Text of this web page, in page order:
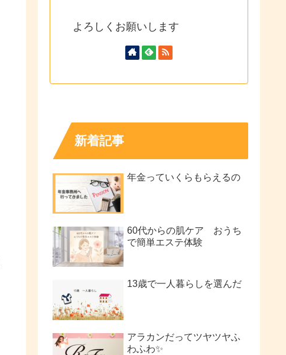
よろしくお願いします
新着記事
年金っていくらもらえるの
60代からの肌ケア おうち
で簡単エステ体験
13歳で一人暮らしを選んだ
アラカンだってツヤツヤふ
わふわ✨